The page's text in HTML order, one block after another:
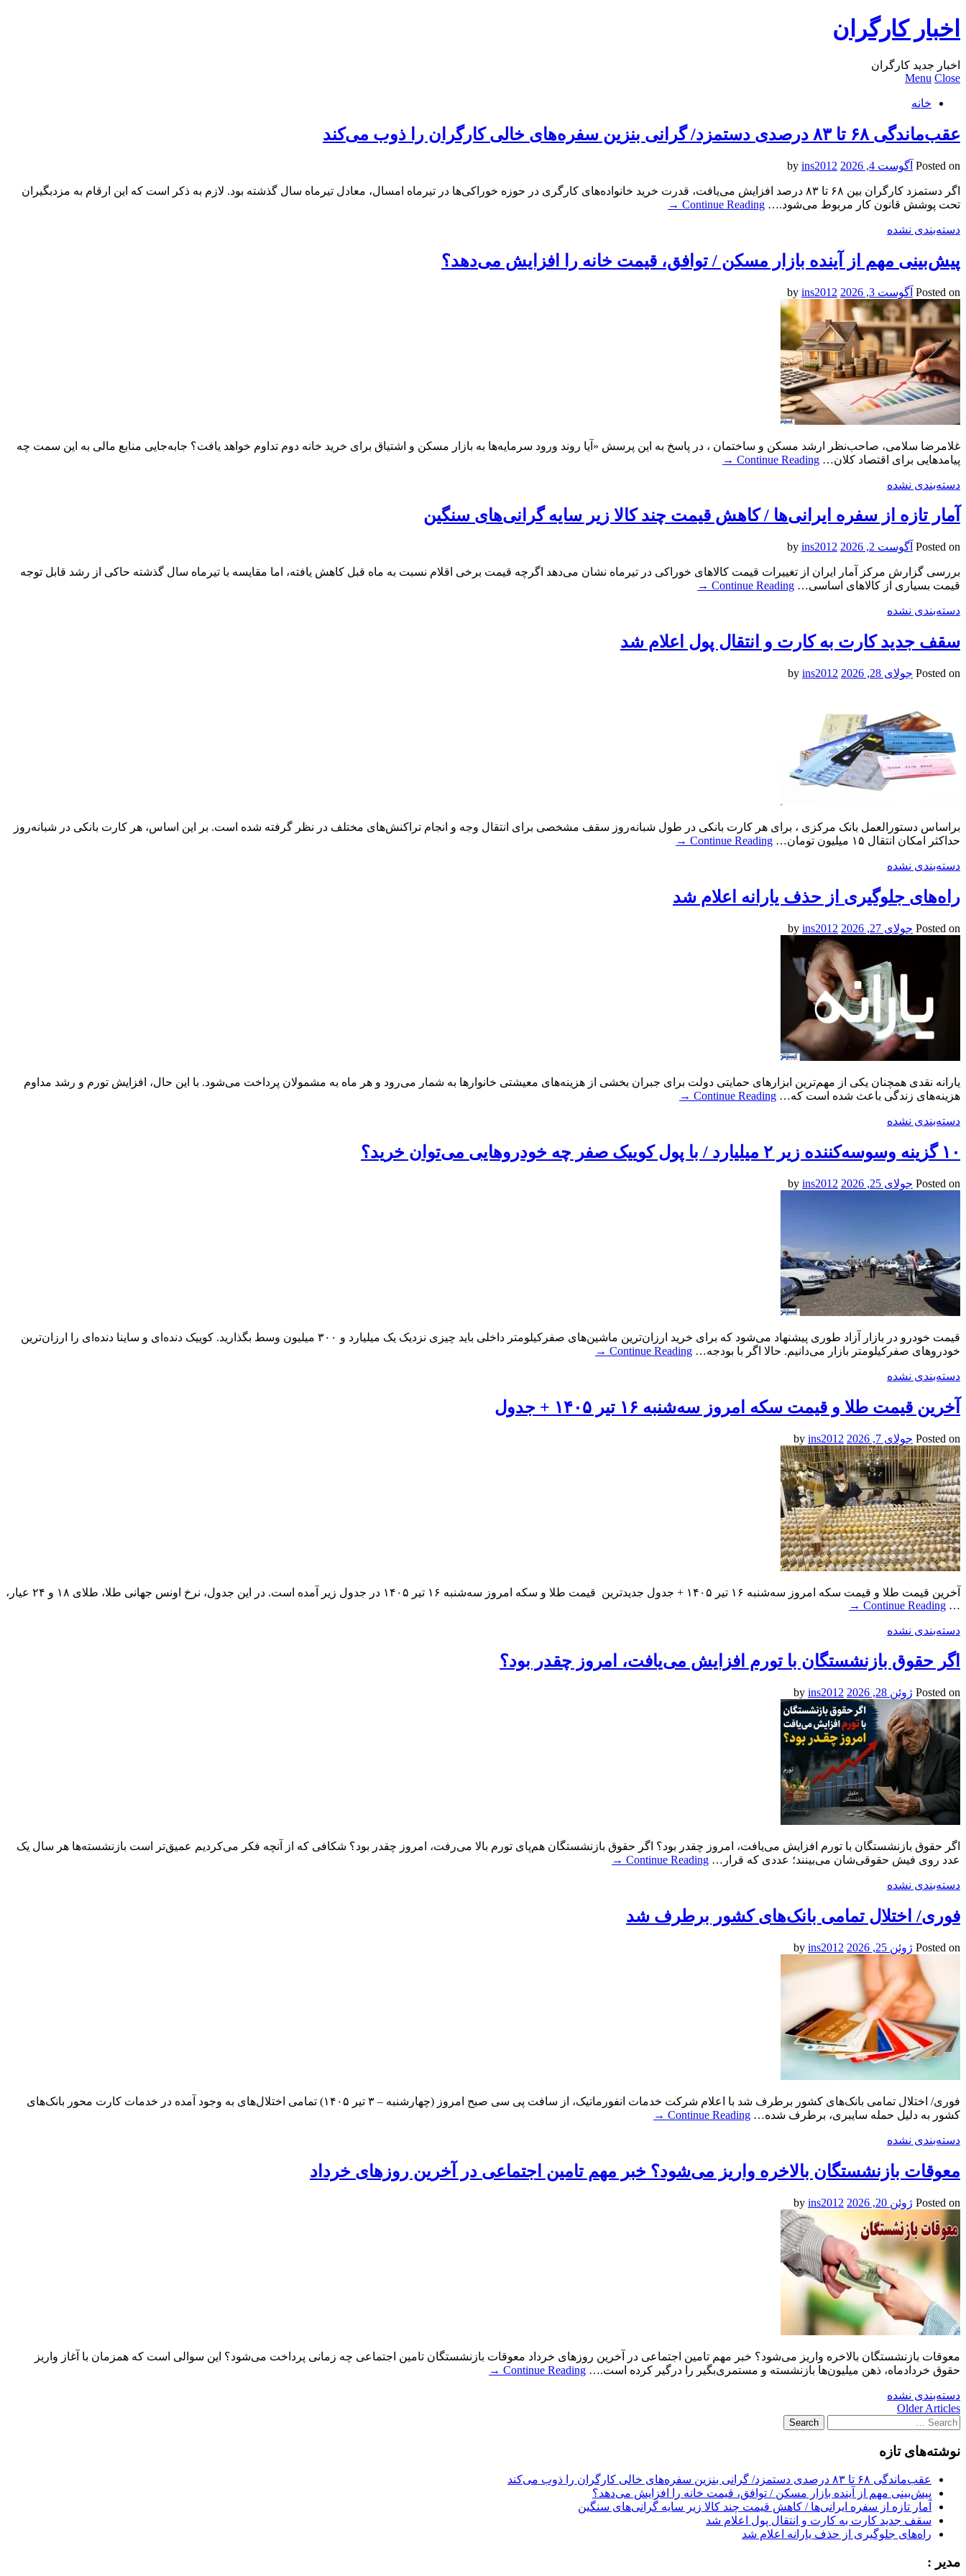
اخبار کارگران
اخبار جدید کارگران
Menu Close
خانه
عقب‌ماندگی ۶۸ تا ۸۳ درصدی دستمزد/ گرانی بنزین سفره‌های خالی کارگران را ذوب می‌کند
Posted on آگوست 4, 2026 ins2012
اگر دستمزد کارگران بین ۶۸ تا ۸۳ درصد افزایش می‌یافت، قدرت خرید خانواده‌های کارگری در حوزه خوراکی‌ها در تیرماه امسال، معادل تیرماه سال گذشته بود. لازم به ذکر است که این ارقام به مزدبگیران
تحت پوشش قانون کار مربوط می‌شود.… Continue Reading
→
دسته‌بندی نشده
پیش‌بینی مهم از آینده بازار مسکن / توافق، قیمت خانه را افزایش می‌دهد؟
Posted on آگوست 3, 2026 ins2012
غلامرضا سلامی، صاحب‌نظر ارشد مسکن و ساختمان ، در پاسخ به این پرسش «آیا روند ورود سرمایه‌ها به بازار مسکن و اشتیاق برای خرید خانه دوم تداوم خواهد یافت؟ جابه‌جایی منابع مالی به این سمت چه
پیامدهایی برای اقتصاد کلان… Continue Reading
→
دسته‌بندی نشده
آمار تازه از سفره ایرانی‌ها / کاهش قیمت چند کالا زیر سایه گرانی‌های سنگین
Posted on آگوست 2, 2026 ins2012
بررسی گزارش مرکز آمار ایران از تغییرات قیمت کالاهای خوراکی در تیرماه نشان می‌دهد اگرچه قیمت برخی اقلام نسبت به ماه قبل کاهش یافته، اما مقایسه با تیرماه سال گذشته حاکی از رشد قابل توجه
قیمت بسیاری از کالاهای اساسی… Continue Reading
→
دسته‌بندی نشده
سقف جدید کارت به کارت و انتقال پول اعلام شد
Posted on جولای 28, 2026 ins2012
براساس دستورالعمل بانک مرکزی ، برای هر کارت بانکی در طول شبانه‌روز سقف مشخصی برای انتقال وجه و انجام تراکنش‌های مختلف در نظر گرفته شده است. بر این اساس، هر کارت بانکی در شبانه‌روز
حداکثر امکان انتقال ۱۵ میلیون تومان…
Continue Reading
→
دسته‌بندی نشده
راه‌های جلوگیری از حذف یارانه اعلام شد
Posted on جولای 27, 2026 ins2012
یارانه نقدی همچنان یکی از مهم‌ترین ابزارهای حمایتی دولت برای جبران بخشی از هزینه‌های معیشتی خانوارها به شمار می‌رود و هر ماه به مشمولان پرداخت می‌شود. با این حال، افزایش تورم و رشد مداوم
هزینه‌های زندگی باعث شده است که… Continue Reading
→
دسته‌بندی نشده
۱۰ گزینه وسوسه‌کننده زیر ۲ میلیارد / با پول کوییک صفر چه خودروهایی می‌توان خرید؟
Posted on جولای 25, 2026 ins2012
قیمت خودرو در بازار آزاد طوری پیشنهاد می‌شود که برای خرید ارزان‌ترین ماشین‌های صفرکیلومتر داخلی باید چیزی نزدیک یک میلیارد و ۳۰۰ میلیون وسط بگذارید. کوییک دنده‌ای و ساینا دنده‌ای را ارزان‌ترین
خودروهای صفرکیلومتر بازار می‌دانیم. حالا اگر با بودجه… Continue Reading
→
دسته‌بندی نشده
آخرین قیمت طلا و قیمت سکه امروز سه‌شنبه ۱۶ تیر ۱۴۰۵ + جدول
Posted on جولای 7, 2026 ins2012
آخرین قیمت طلا و قیمت سکه امروز سه‌شنبه ۱۶ تیر ۱۴۰۵ + جدول جدیدترین قیمت طلا و سکه امروز سه‌شنبه ۱۶ تیر ۱۴۰۵ در جدول زیر آمده است. در این جدول، نرخ اونس جهانی طلا، طلای ۱۸ و ۲۴ عیار،
…
Continue Reading
→
دسته‌بندی نشده
اگر حقوق بازنشستگان با تورم افزایش می‌یافت، امروز چقدر بود؟
Posted on ژوئن 28, 2026 ins2012
اگر حقوق بازنشستگان با تورم افزایش می‌یافت، امروز چقدر بود؟ اگر حقوق بازنشستگان هم‌پای تورم بالا می‌رفت، امروز چقدر بود؟ شکافی که از آنچه فکر می‌کردیم عمیق‌تر است بازنشسته‌ها هر سال یک
عدد روی فیش حقوقی‌شان می‌بینند؛ عددی که قرار… Continue Reading
→
دسته‌بندی نشده
فوری/ اختلال تمامی بانک‌های کشور برطرف شد
Posted on ژوئن 25, 2026 ins2012
فوری/ اختلال تمامی بانک‌های کشور برطرف شد با اعلام شرکت خدمات انفورماتیک، از سافت پی سی صبح امروز (چهارشنبه – ۳ تیر ۱۴۰۵) تمامی اختلال‌های به وجود آمده در خدمات کارت محور بانک‌های
کشور به دلیل حمله سایبری، برطرف شده… Continue Reading
→
دسته‌بندی نشده
معوقات بازنشستگان بالاخره واریز می‌شود؟ خبر مهم تامین اجتماعی در آخرین روزهای خرداد
Posted on ژوئن 20, 2026 ins2012
معوقات بازنشستگان بالاخره واریز می‌شود؟ خبر مهم تامین اجتماعی در آخرین روزهای خرداد معوقات بازنشستگان تامین اجتماعی چه زمانی پرداخت می‌شود؟ این سوالی است که همزمان با آغاز واریز
حقوق خردادماه، ذهن میلیون‌ها بازنشسته و مستمری‌بگیر را درگیر کرده است.… Continue Reading
→
دسته‌بندی نشده
Post
navigation
Older Articles
Search
for:
نوشته‌های تازه
عقب‌ماندگی ۶۸ تا ۸۳ درصدی دستمزد/ گرانی بنزین سفره‌های خالی کارگران را ذوب می‌کند
پیش‌بینی مهم از آینده بازار مسکن / توافق، قیمت خانه را افزایش می‌دهد؟
آمار تازه از سفره ایرانی‌ها / کاهش قیمت چند کالا زیر سایه گرانی‌های سنگین
سقف جدید کارت به کارت و انتقال پول اعلام شد
راه‌های جلوگیری از حذف یارانه اعلام شد
مدیر :